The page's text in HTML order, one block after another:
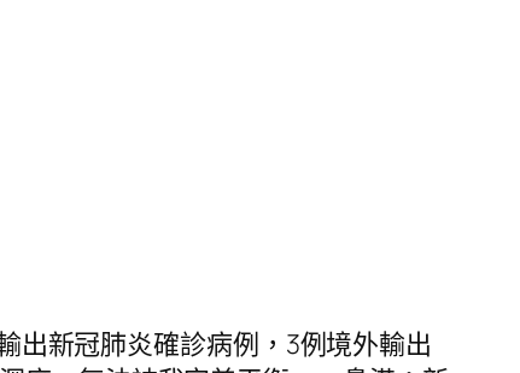
新冠肺炎確診病例，3例境外輸出